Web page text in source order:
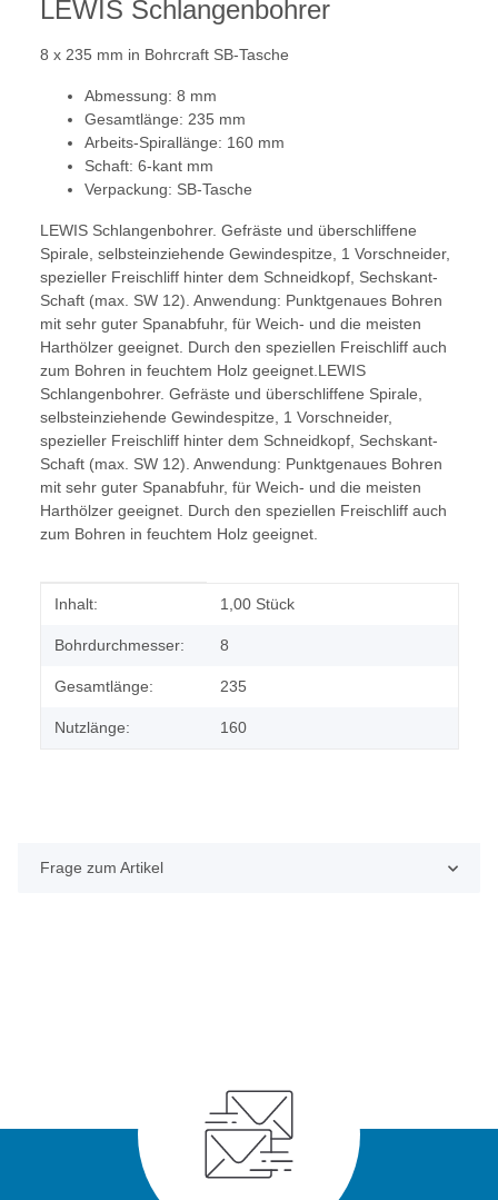
LEWIS Schlangenbohrer
8 x 235 mm in Bohrcraft SB-Tasche
Abmessung: 8 mm
Gesamtlänge: 235 mm
Arbeits-Spirallänge: 160 mm
Schaft: 6-kant mm
Verpackung: SB-Tasche
LEWIS Schlangenbohrer. Gefräste und überschliffene
Spirale, selbsteinziehende Gewindespitze, 1 Vorschneider,
spezieller Freischliff hinter dem Schneidkopf, Sechskant-
Schaft (max. SW 12). Anwendung: Punktgenaues Bohren
mit sehr guter Spanabfuhr, für Weich- und die meisten
Harthölzer geeignet. Durch den speziellen Freischliff auch
zum Bohren in feuchtem Holz geeignet.LEWIS
Schlangenbohrer. Gefräste und überschliffene Spirale,
selbsteinziehende Gewindespitze, 1 Vorschneider,
spezieller Freischliff hinter dem Schneidkopf, Sechskant-
Schaft (max. SW 12). Anwendung: Punktgenaues Bohren
mit sehr guter Spanabfuhr, für Weich- und die meisten
Harthölzer geeignet. Durch den speziellen Freischliff auch
zum Bohren in feuchtem Holz geeignet.
Produkteigenschaft
Wert
Inhalt: 1,00 Stück
Bohrdurchmesser: 8
Gesamtlänge: 235
Nutzlänge: 160
Frage zum Artikel